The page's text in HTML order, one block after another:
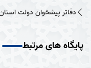
دفاتر پیشخوان دولت
پایگاه های مرتبط